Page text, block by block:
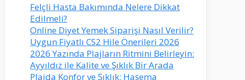
Felçli Hasta Bakımında Nelere Dikkat
Edilmeli?
Online Diyet Yemek Siparişi Nasıl Verilir?
Uygun Fiyatlı CS2 Hile Önerileri 2026
2026 Yazında Plajların Ritmini Belirleyin:
Ayyıldız ile Kalite ve Şıklık Bir Arada
Plajda Konfor ve Şıklık: Haşema